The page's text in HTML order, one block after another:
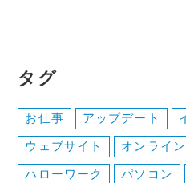
シ
ョ
ン
タグ
お仕事 アップデート
ウェブサイト
オンライン
ハローワーク
パソコン